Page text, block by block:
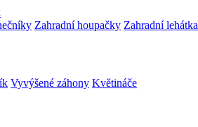
Zahradní houpačky Zahradní lehátka
Vyvýšené záhony Květináče